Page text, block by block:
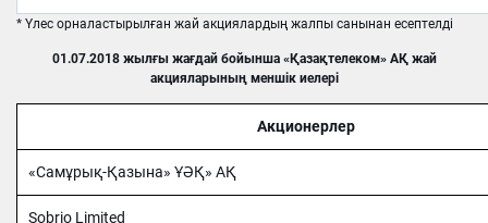
* Үлес орналастырылған жай акциялардың жалпы санынан есептелді
01.07.2018 жылғы жағдай бойынша «Қазақтелеком» АҚ жай
акцияларының меншік иелері
Акционерлер
«Самұрық-Қазына» ҰӘҚ» АҚ
Sobrio Limited